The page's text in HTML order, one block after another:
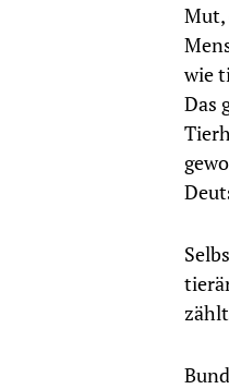
Mut,
wie
Das